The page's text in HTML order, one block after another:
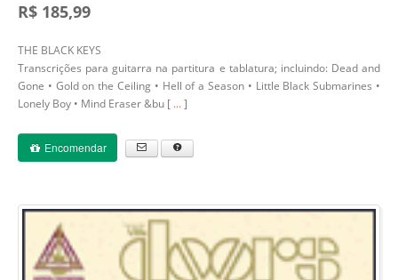
R$ 185,99
THE BLACK KEYS
Transcrições para guitarra na partitura e tablatura; incluindo: Dead and
Gone • Gold on the Ceiling • Hell of a Season • Little Black Submarines •
Lonely Boy • Mind Eraser &bu [ ...]
Encomendar